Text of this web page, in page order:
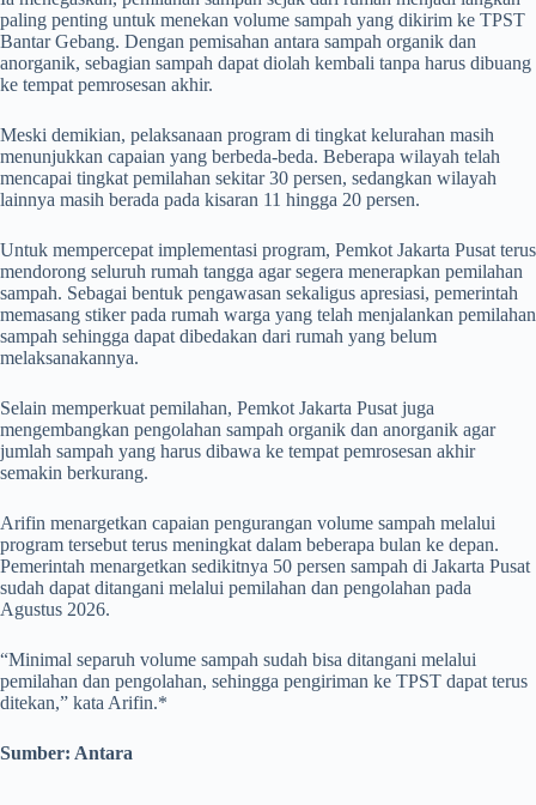
paling penting untuk menekan volume sampah yang dikirim ke TPST
Bantar Gebang. Dengan pemisahan antara sampah organik dan
anorganik, sebagian sampah dapat diolah kembali tanpa harus dibuang
ke tempat pemrosesan akhir.
Meski demikian, pelaksanaan program di tingkat kelurahan masih
menunjukkan capaian yang berbeda-beda. Beberapa wilayah telah
mencapai tingkat pemilahan sekitar 30 persen, sedangkan wilayah
lainnya masih berada pada kisaran 11 hingga 20 persen.
Untuk mempercepat implementasi program, Pemkot Jakarta Pusat terus
mendorong seluruh rumah tangga agar segera menerapkan pemilahan
sampah. Sebagai bentuk pengawasan sekaligus apresiasi, pemerintah
memasang stiker pada rumah warga yang telah menjalankan pemilahan
sampah sehingga dapat dibedakan dari rumah yang belum
melaksanakannya.
Selain memperkuat pemilahan, Pemkot Jakarta Pusat juga
mengembangkan pengolahan sampah organik dan anorganik agar
jumlah sampah yang harus dibawa ke tempat pemrosesan akhir
semakin berkurang.
Arifin menargetkan capaian pengurangan volume sampah melalui
program tersebut terus meningkat dalam beberapa bulan ke depan.
Pemerintah menargetkan sedikitnya 50 persen sampah di Jakarta Pusat
sudah dapat ditangani melalui pemilahan dan pengolahan pada
Agustus 2026.
“Minimal separuh volume sampah sudah bisa ditangani melalui
pemilahan dan pengolahan, sehingga pengiriman ke TPST dapat terus
ditekan,” kata Arifin.*
Sumber: Antara